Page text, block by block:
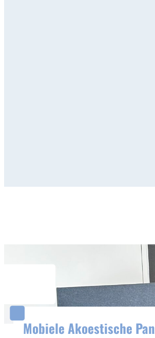
Mobiele Akoestische